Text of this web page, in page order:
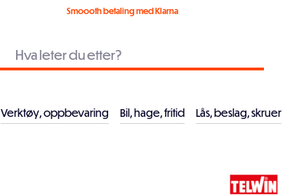
Smoooth betaling med Klarna
Verktøy, oppbevaring Bil, hage, fritid Lås, beslag, skruer